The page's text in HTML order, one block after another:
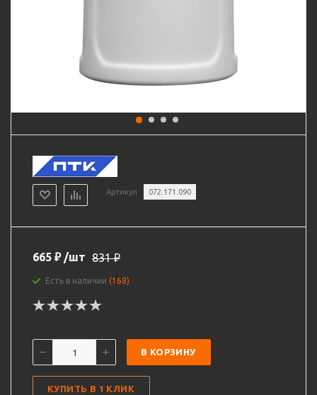
Артикул 072.171.090
665 ₽ /шт 831₽
Есть в наличии (168)
В КОРЗИНУ
КУПИТЬ В 1 КЛИК